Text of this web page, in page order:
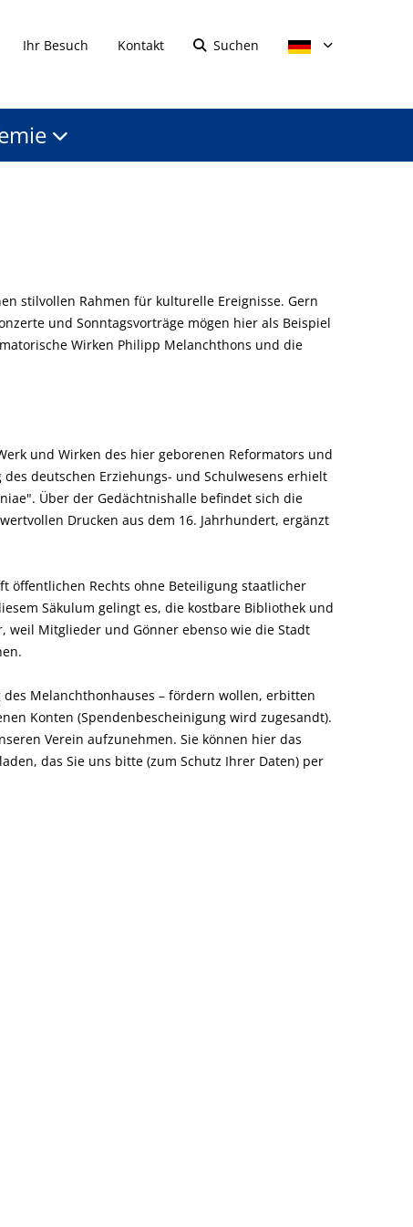
Ihr Besuch Kontakt Suchen
stilvollen Rahmen für kulturelle Ereignisse. Gern
und Sonntagsvorträge mögen hier als Beispiel
Wirken Philipp Melanchthons und die
und Wirken des hier geborenen Reformators und
deutschen Erziehungs- und Schulwesens erhielt
Über der Gedächtnishalle befindet sich die
Drucken aus dem 16. Jahrhundert, ergänzt
öffentlichen Rechts ohne Beteiligung staatlicher
Säkulum gelingt es, die kostbare Bibliothek und
Mitglieder und Gönner ebenso wie die Stadt
Melanchthonhauses – fördern wollen, erbitten
Konten (Spendenbescheinigung wird zugesandt).
Verein aufzunehmen. Sie können hier das
das Sie uns bitte (zum Schutz Ihrer Daten) per